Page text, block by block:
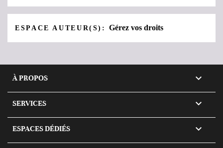
ESPACE AUTEUR(S):Gérez vos droits
À PROPOS 
SERVICES 
ESPACES DÉDIÉS 